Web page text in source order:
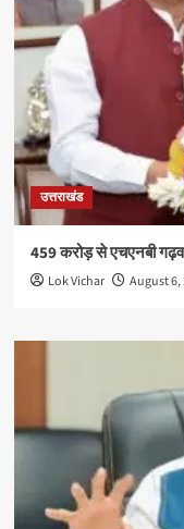
उत्तराखंड
459 करोड़ से एचएनबी
Lok Vichar August 6,